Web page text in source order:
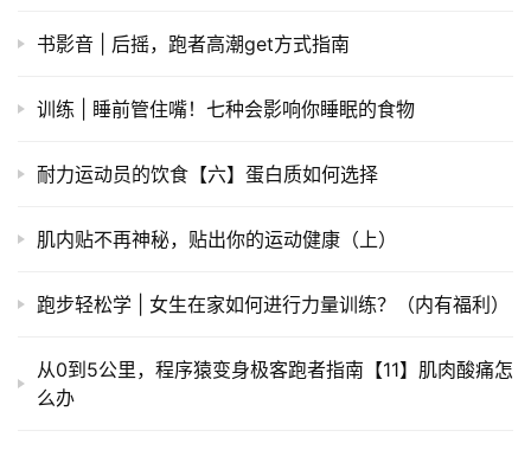
书影音 | 后摇，跑者高潮get方式指南
训练 | 睡前管住嘴！七种会影响你睡眠的食物
耐力运动员的饮食【六】蛋白质如何选择
肌内贴不再神秘，贴出你的运动健康（上）
跑步轻松学 | 女生在家如何进行力量训练？（内有福利）
从0到5公里，程序猿变身极客跑者指南【11】肌肉酸痛怎
么办